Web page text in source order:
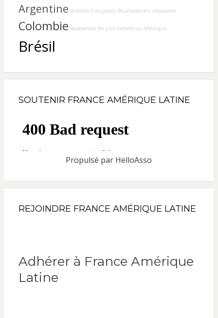
Argentine Antilles françaises Brumadinho chavisme
Colombie assassinats de journalistes au Mexique
Brésil
SOUTENIR FRANCE AMÉRIQUE LATINE
Propulsé par HelloAsso
REJOINDRE FRANCE AMÉRIQUE LATINE
Adhérer à France Amérique
Latine